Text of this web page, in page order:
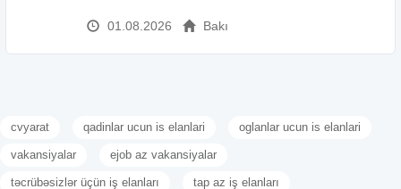
01.08.2026 Bakı
cvyarat qadinlar ucun is elanlari oglanlar ucun is elanlari
vakansiyalar ejob az vakansiyalar
təcrübəsizlər üçün iş elanları tap az iş elanları